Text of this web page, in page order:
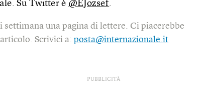
Su Twitter è @EJozsef.
una pagina di lettere. Ci piacerebbe
articolo. Scrivici a:posta@internazionale.it
PUBBLICITÀ